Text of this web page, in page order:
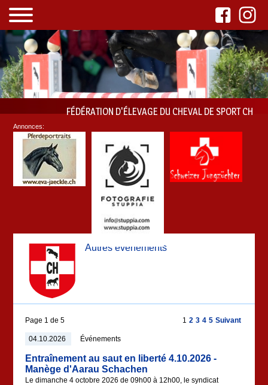
FÉDÉRATION D'ÉLEVAGE DU CHEVAL DE SPORT CH
Autres événements
Page 1 de 5 1 2 3 4 5 Suivant
04.10.2026 Événements
Entraînement au saut en liberté 4.10.2026 -
Manège d'Aarau Schachen
Le dimanche 4 octobre 2026 de 09h00 à 12h00, le syndicat
Annonces: